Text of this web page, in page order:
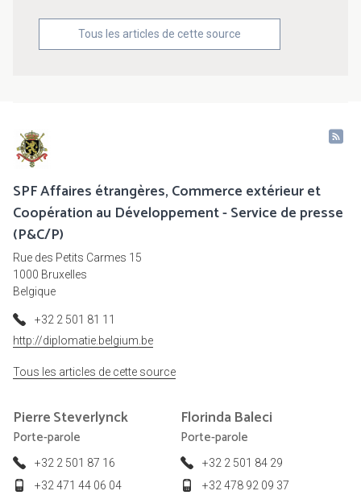
Tous les articles de cette source
SPF Affaires étrangères, Commerce extérieur et
Coopération au Développement - Service de presse
(P&C/P)
Rue des Petits Carmes 15
1000 Bruxelles
Belgique
+32 2 501 81 11
http://diplomatie.belgium.be
Tous les articles de cette source
PierreSteverlynck
Porte-parole
+32 2 501 87 16
+32 471 44 06 04
Florinda Baleci
Porte-parole
+32 2 501 84 29
+32 478 92 09 37